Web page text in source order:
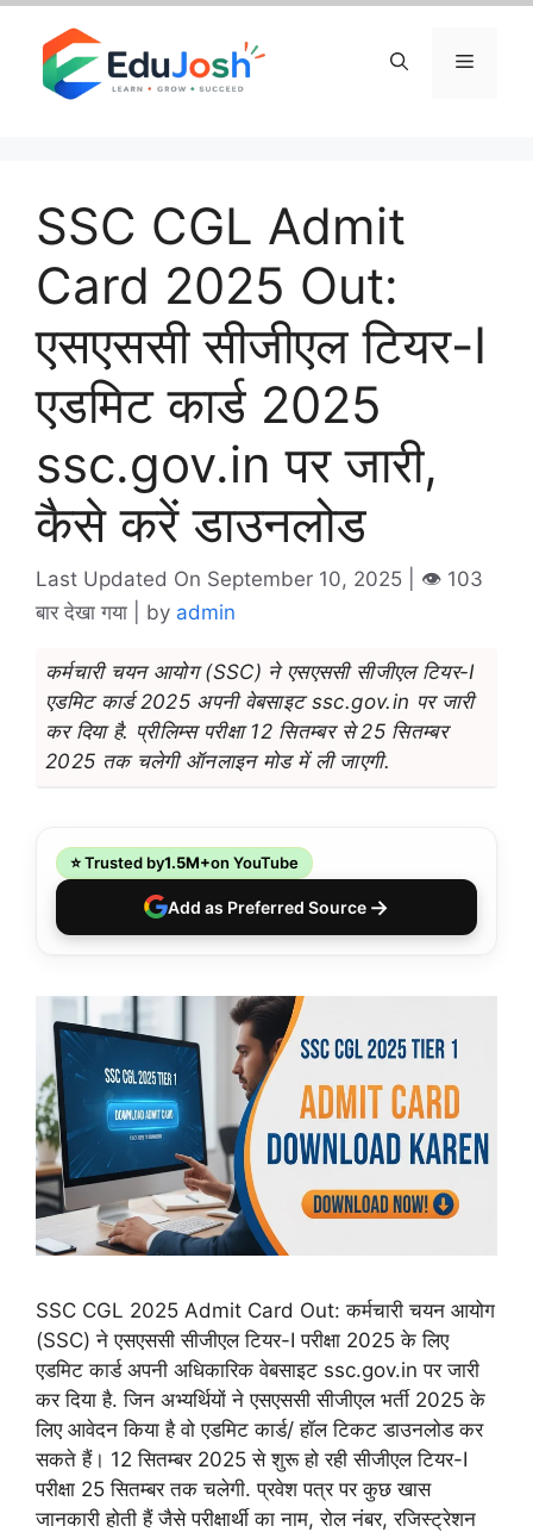
Skip
content
Menu
SSC CGL Admit
Card 2025 Out:
एसएससी सीजीएल टियर-I
एडमिट कार्ड 2025
ssc.gov.in पर जारी,
कैसे करें डाउनलोड
Last Updated On September 10, 2025 | 👁️ 103
बार देखा गया |
by admin
कर्मचारी चयन आयोग (SSC) ने एसएससी सीजीएल टियर-I
एडमिट कार्ड 2025 अपनी वेबसाइट ssc.gov.in पर जारी
कर दिया है. प्रीलिम्स परीक्षा 12 सितम्बर से 25 सितम्बर
2025 तक चलेगी ऑनलाइन मोड में ली जाएगी.
⭐ Trusted by1.5M+on YouTube
Add as Preferred Source →
SSC CGL 2025 Admit Card Out: कर्मचारी चयन आयोग
(SSC) ने एसएससी सीजीएल टियर-I परीक्षा 2025 के लिए
एडमिट कार्ड अपनी अधिकारिक वेबसाइट ssc.gov.in पर जारी
कर दिया है. जिन अभ्यर्थियों ने एसएससी सीजीएल भर्ती 2025 के
लिए आवेदन किया है वो एडमिट कार्ड/ हॉल टिकट डाउनलोड कर
सकते हैं। 12 सितम्बर 2025 से शुरू हो रही सीजीएल टियर-I
परीक्षा 25 सितम्बर तक चलेगी. प्रवेश पत्र पर कुछ खास
जानकारी होती हैं जैसे परीक्षार्थी का नाम, रोल नंबर, रजिस्ट्रेशन